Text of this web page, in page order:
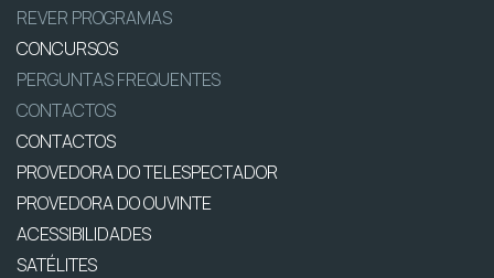
REVER PROGRAMAS
CONCURSOS
PERGUNTAS FREQUENTES
CONTACTOS
CONTACTOS
PROVEDORA DO TELESPECTADOR
PROVEDORA DO OUVINTE
ACESSIBILIDADES
SATÉLITES